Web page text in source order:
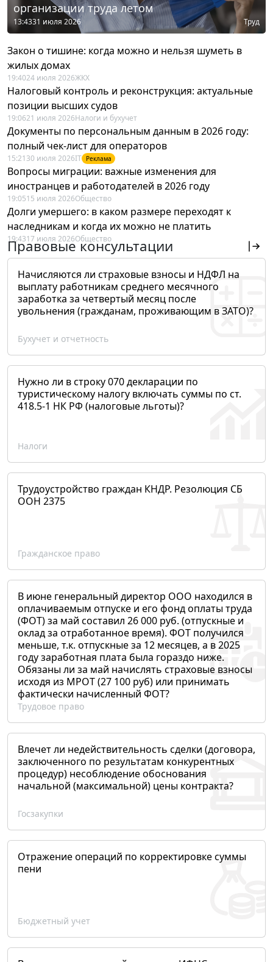
организации труда летом
13:4331 июля 2026 Труд
Закон о тишине: когда можно и нельзя шуметь в
жилых домах
19:4024 июля 2026ЖКХ
Налоговый контроль и реконструкция: актуальные
позиции высших судов
19:0621 июля 2026Налоги и бухучет
Документы по персональным данным в 2026 году:
полный чек-лист для операторов
15:21 30 июля 2026IT Реклама
Вопросы миграции: важные изменения для
иностранцев и работодателей в 2026 году
19:0515 июля 2026Общество
Долги умершего: в каком размере переходят к
наследникам и когда их можно не платить
19:4317 июля 2026Общество
Правовые консультации
Начисляются ли страховые взносы и НДФЛ на
выплату работникам среднего месячного
заработка за четвертый месяц после
увольнения (гражданам, проживающим в ЗАТО)?
Бухучет и отчетность
Нужно ли в строку 070 декларации по
туристическому налогу включать суммы по ст.
418.5-1 НК РФ (налоговые льготы)?
Налоги
Трудоустройство граждан КНДР. Резолюция СБ
ООН 2375
Гражданское право
В июне генеральный директор ООО находился в
оплачиваемым отпуске и его фонд оплаты труда
(ФОТ) за май составил 26 000 руб. (отпускные и
оклад за отработанное время). ФОТ получился
меньше, т.к. отпускные за 12 месяцев, а в 2025
году заработная плата была гораздо ниже.
Обязаны ли за май начислять страховые взносы
исходя из МРОТ (27 100 руб) или принимать
фактически начисленный ФОТ?
Трудовое право
Влечет ли недействительность сделки (договора,
заключенного по результатам конкурентных
процедур) несоблюдение обоснования
начальной (максимальной) цены контракта?
Госзакупки
Отражение операций по корректировке суммы
пени
Бюджетный учет